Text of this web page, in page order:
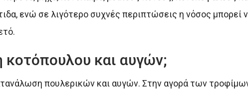
ενώ σε λιγότερο συχνές περιπτώσεις η νόσος μπορεί
και αυγών;
πουλερικών και αυγών. Στην αγορά των